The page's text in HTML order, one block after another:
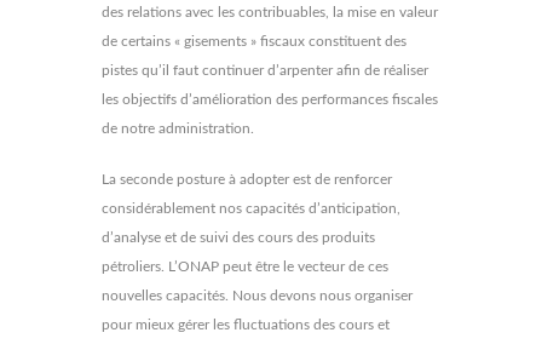
des relations avec les contribuables, la mise en valeur
de certains « gisements » fiscaux constituent des
pistes qu’il faut continuer d’arpenter afin de réaliser
les objectifs d’amélioration des performances fiscales
de notre administration.
La seconde posture à adopter est de renforcer
considérablement nos capacités d’anticipation,
d’analyse et de suivi des cours des produits
pétroliers. L’ONAP peut être le vecteur de ces
nouvelles capacités. Nous devons nous organiser
pour mieux gérer les fluctuations des cours et